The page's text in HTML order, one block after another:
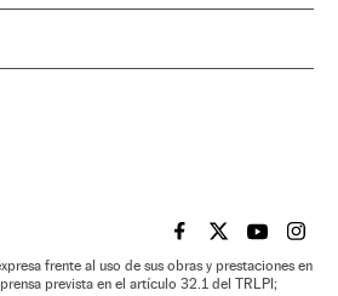
EL PAÍS BRASIL EN
EL PAÍSEL PAÍS
EL
frente al uso de sus obras y prestaciones en
prevista en el artículo 32.1 del TRLPI;